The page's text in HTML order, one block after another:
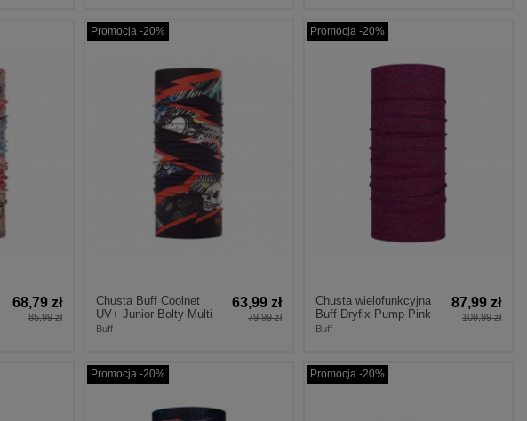
68,79 zł
85,99 zł
Promocja -20%
Chusta Buff Coolnet
UV+ Junior Bolty Multi
Buff
63,99 zł
79,99 zł
Promocja -20%
Chusta wielofunkcyjna
Buff Dryflx Pump Pink
Buff
87,99 zł
109,99 zł
Promocja -20% Promocja -20%